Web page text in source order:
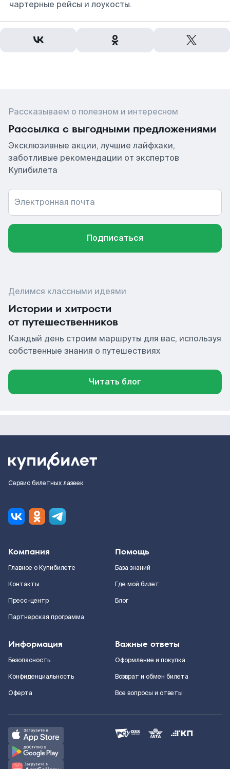
чартерные рейсы и лоукосты.
Рассказываем о полезном и интересном
Рассылка с выгодными предложениями
Эксклюзивные акции, лучшие лайфхаки,
заботливые рекомендации от экспертов
Купибилета
Электронная почта
Подписаться
Делимся классными идеями
Истории и хитрости
от путешественников
Каждый день строим маршруты для вас, используя
собственные знания о путешествиях
Читать блог
Сервис билетных лазеек
Компания
Главное о Купибилете
Контакты
Пресс-центр
Партнерская программа
Помощь
База знаний
Где мой билет
Блог
Информация
Безопасность
Конфиденциальность
Оферта
Важные ответы
Оформление и покупка
Возврат и обмен билета
Все вопросы и ответы